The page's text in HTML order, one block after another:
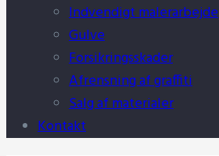
Indvendigt malerarbejde
Gulve
Forsikringsskader
Afrensning af graffiti
Salg af materialer
Kontakt